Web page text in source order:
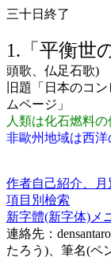
三十日終了
1.「平衡世
頭歌、仏足石歌)
旧題「日本のコ
ムページ」
人類は化石燃料
非歐州地域は西洋
作者自己紹介、
項目別檢索
新字體(新字体)メ
連絡先：
たろう)、筆名(ペ